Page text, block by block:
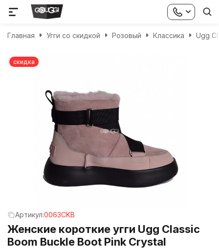
Главная Угги со скидкой Розовый Классика Ugg
скидка
Артикул:0063CKB
Женские короткие угги Ugg Classic
Boom Buckle Boot Pink Crystal